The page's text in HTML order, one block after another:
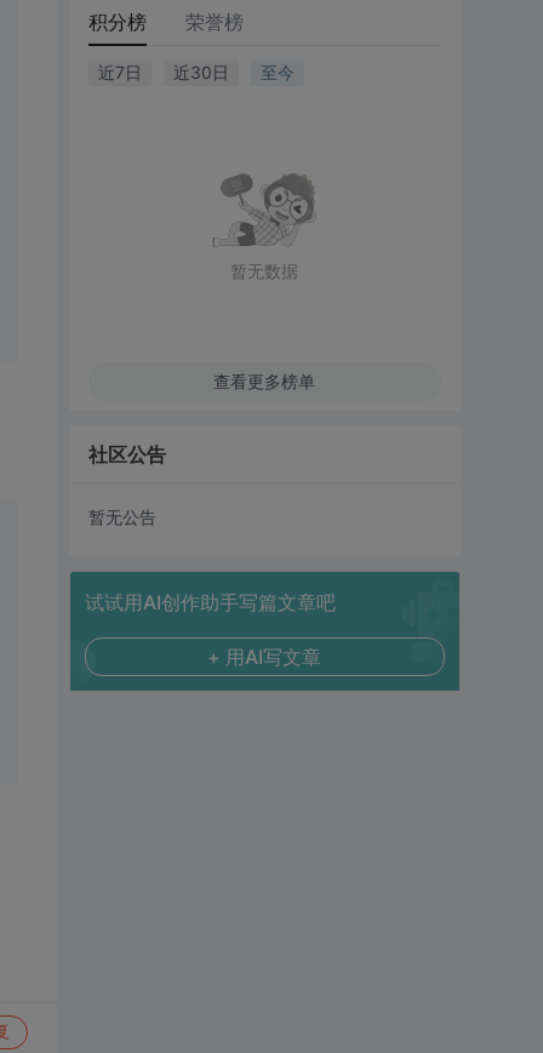
积分榜 荣誉榜
近7日 近30日 至今
暂无数据
查看更多榜单
社区公告
暂无公告
试试用AI创作助手写篇文章吧
+ 用AI写文章